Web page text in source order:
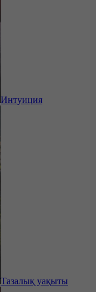
Интуиция
Тазалық уақыты